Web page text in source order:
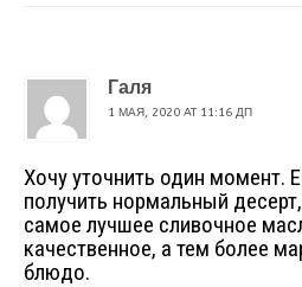
Галя
1 МАЯ, 2020 AT 11:16 ДП
Хочу уточнить один момент.
получить нормальный
самое лучшее сливочное
качественное, а тем более
блюдо.